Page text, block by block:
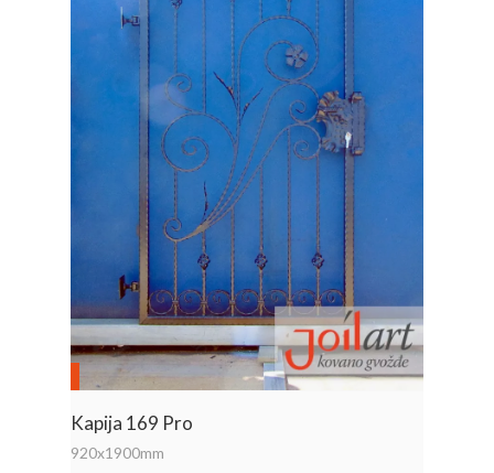
Kapija 169 Pro
920x1900mm